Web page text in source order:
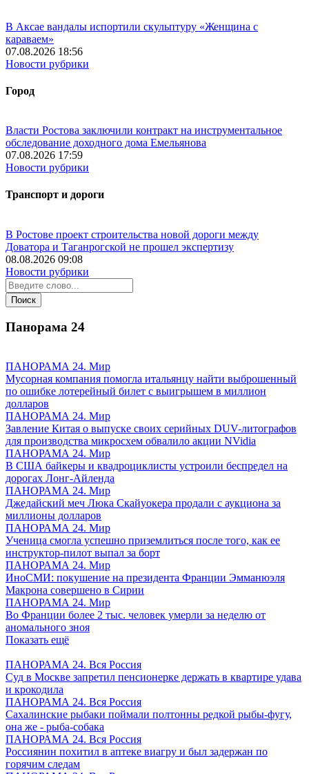
В Аксае вандалы испортили скульптуру «Женщина с
караваем»
07.08.2026 18:56
Новости рубрики
Город
Власти Ростова заключили контракт на инструментальное
обследование доходного дома Емельянова
07.08.2026 17:59
Новости рубрики
Транспорт и дороги
В Ростове проект строительства новой дороги между
Доватора и Таганрогской не прошел экспертизу
08.08.2026 09:08
Новости рубрики
Панорама 24
ПАНОРАМА 24. Мир
Мусорная компания помогла итальянцу найти выброшенный
по ошибке лотерейный билет с выигрышем в миллион
долларов
ПАНОРАМА 24. Мир
Завление Китая о выпуске своих серийных DUV-литографов
для производства микросхем обвалило акции NVidia
ПАНОРАМА 24. Мир
В США байкеры и квадроциклисты устроили беспредел на
дорогах Лонг-Айленда
ПАНОРАМА 24. Мир
Джедайский меч Люка Скайуокера продали с аукциона за
миллионы долларов
ПАНОРАМА 24. Мир
Ученица смогла успешно приземлиться после того, как ее
инструктор-пилот выпал за борт
ПАНОРАМА 24. Мир
ИноСМИ: покушение на президента Франции Эмманюэля
Макрона совершено в Сирии
ПАНОРАМА 24. Мир
Во Франции более 2 тыс. человек умерли за неделю от
аномального зноя
Показать ещё
ПАНОРАМА 24. Вся Россия
Суд в Москве запретил пенсионерке держать в квартире удава
и крокодила
ПАНОРАМА 24. Вся Россия
Сахалинские рыбаки поймали полтонны редкой рыбы-фугу,
она же - рыба-собака
ПАНОРАМА 24. Вся Россия
Россиянин похитил в аптеке виагру и был задержан по
горячим следам